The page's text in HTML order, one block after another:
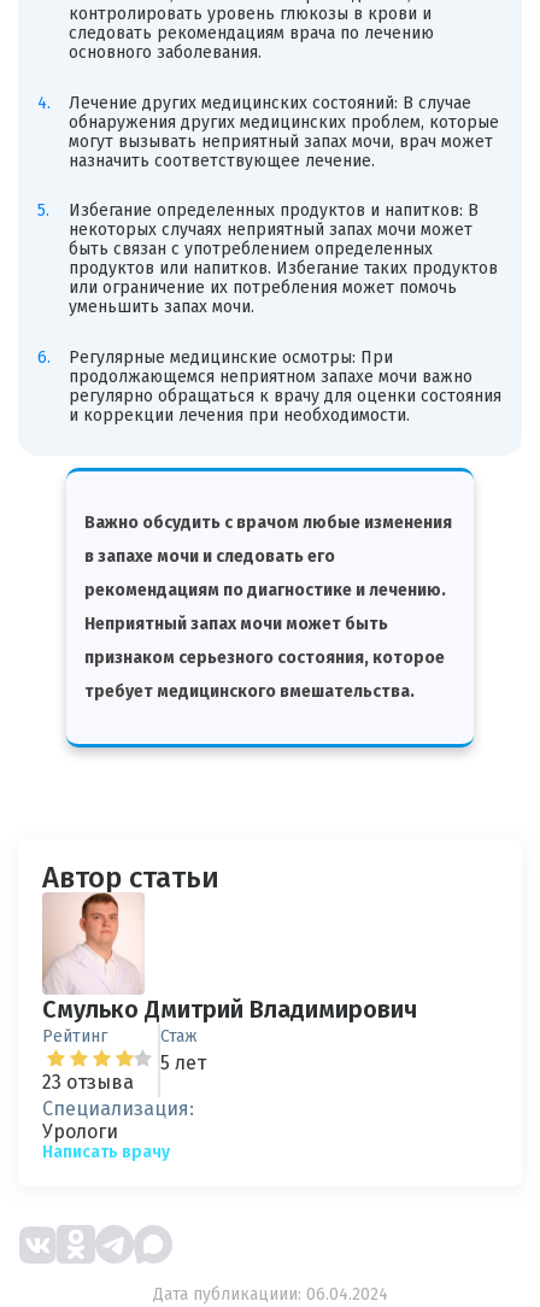
контролировать уровень глюкозы в крови и
следовать рекомендациям врача по лечению
основного заболевания.
Лечение других медицинских состояний: В случае
обнаружения других медицинских проблем, которые
могут вызывать неприятный запах мочи, врач может
назначить соответствующее лечение.
Избегание определенных продуктов и напитков: В
некоторых случаях неприятный запах мочи может
быть связан с употреблением определенных
продуктов или напитков. Избегание таких продуктов
или ограничение их потребления может помочь
уменьшить запах мочи.
Регулярные медицинские осмотры: При
продолжающемся неприятном запахе мочи важно
регулярно обращаться к врачу для оценки состояния
и коррекции лечения при необходимости.
Важно обсудить с врачом любые изменения
в запахе мочи и следовать его
рекомендациям по диагностике и лечению.
Неприятный запах мочи может быть
признаком серьезного состояния, которое
требует медицинского вмешательства.
Автор статьи
Смулько Дмитрий Владимирович
Рейтинг
23 отзыва
Стаж
5 лет
Специализация:
Урологи
Написать врачу
Дата публикациии: 06.04.2024